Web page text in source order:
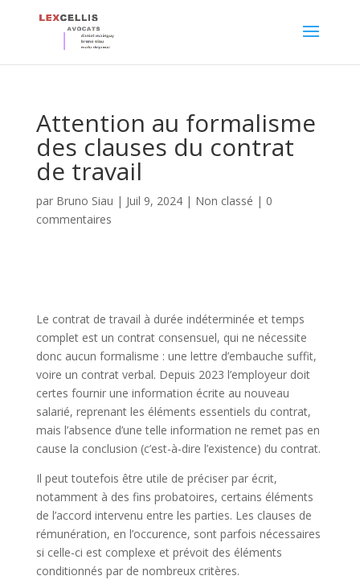
Attention au formalisme
des clauses du contrat
de travail
par Bruno Siau | Juil 9, 2024| Non classé | 0
commentaires
Le contrat de travail à durée indéterminée et temps
complet est un contrat consensuel, qui ne nécessite
donc aucun formalisme : une lettre d’embauche suffit,
voire un contrat verbal. Depuis 2023 l’employeur doit
certes fournir une information écrite au nouveau
salarié, reprenant les éléments essentiels du contrat,
mais l’absence d’une telle information ne remet pas en
cause la conclusion (c’est-à-dire l’existence) du contrat.
Il peut toutefois être utile de préciser par écrit,
notamment à des fins probatoires, certains éléments
de l’accord intervenu entre les parties. Les clauses de
rémunération, en l’occurence, sont parfois nécessaires
si celle-ci est complexe et prévoit des éléments
conditionnés par de nombreux critères.